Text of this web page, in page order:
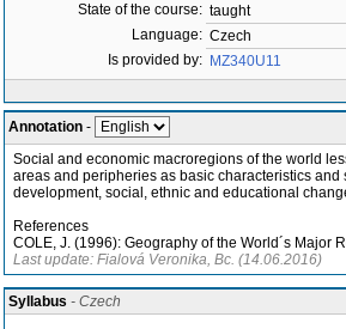
State of the course: taught
Language: Czech
Is provided by: MZ340U11
Annotation -
Social and economic macroregions of the world
areas and peripheries as basic characteristics
development, social, ethnic and educational
References
COLE, J. (1996): Geography of the World´s Major
Last update: Fialová Veronika, Bc. (14.06.2016)
Syllabus - Czech